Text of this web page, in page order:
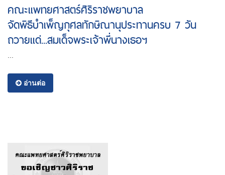
คณะแพทยศาสตร์ศิริราชพยาบาล
จัดพิธีบำเพ็ญกุศลทักษิณานุประทานครบ 7 วัน
ถวายแด่...สมเด็จพระเจ้าพี่นางเธอฯ
อ่านต่อ